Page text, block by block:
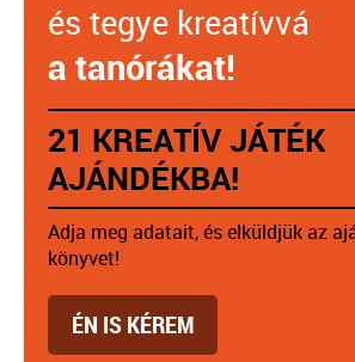
és tegye kreatívvá
a tanórákat!
21 KREATÍV JÁTÉK
AJÁNDÉKBA!
Adja meg adatait, és elküldjük az
könyvet!
ÉN IS KÉREM